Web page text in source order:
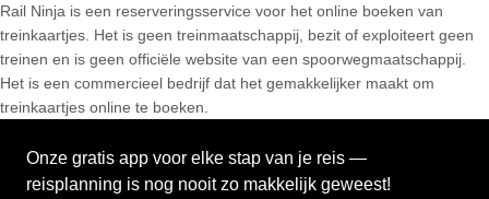
Rail Ninja is een reserveringsservice voor het online boeken van
treinkaartjes. Het is geen treinmaatschappij, bezit of exploiteert geen
treinen en is geen officiële website van een spoorwegmaatschappij.
Het is een commercieel bedrijf dat het gemakkelijker maakt om
treinkaartjes online te boeken.
Onze gratis app voor elke stap van je reis —
reisplanning is nog nooit zo makkelijk geweest!